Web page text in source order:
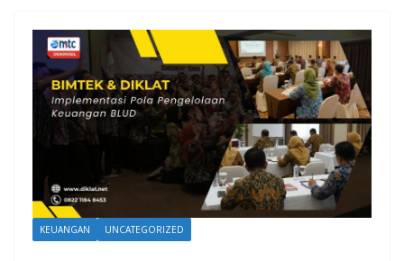
KEUANGAN UNCATEGORIZED